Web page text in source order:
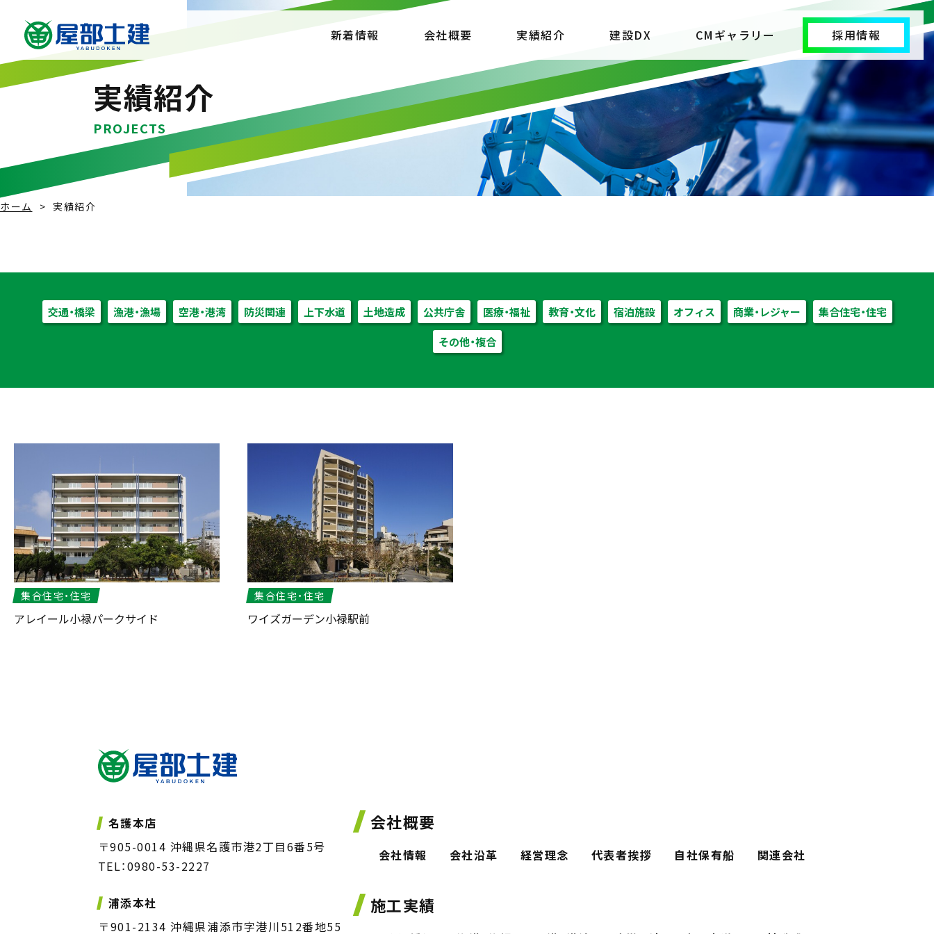
新着情報 会社概要 実績紹介 建設DX CMギャラリー 採用情報
実績紹介
PROJECTS
ホーム 実績紹介
交通・橋梁 漁港・漁場 空港・港湾 防災関連 上下水道 土地造成 公共庁舎 医療・福祉 教育・文化 宿泊施設 オフィス 商業・レジャー 集合住宅・住宅
その他・複合
集合住宅・住宅
アレイール小禄パークサイド
集合住宅・住宅
ワイズガーデン小禄駅前
名護本店
〒905-0014 沖縄県名護市港2丁目6番5号
TEL：0980-53-2227
浦添本社
〒901-2134 沖縄県浦添市字港川512番地55
会社概要
会社情報 会社沿革 経営理念 代表者挨拶 自社保有船 関連会社
施工実績